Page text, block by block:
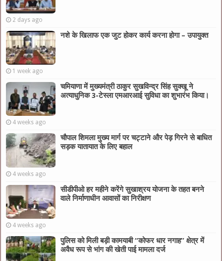
2 days ago
नशे के खिलाफ एक जुट होकर कार्य करना होगा – उपायुक्त
1 week ago
चमियाणा में मुख्यमंत्री ठाकुर सुखविन्द्र सिंह सुक्खू ने
अत्याधुनिक 3-टेस्ला एमआरआई सुविधा का शुभारंभ किया।
4 weeks ago
चौपाल शिमला मुख्य मार्ग पर चट्टाने और पेड़ गिरने से बाधित
सड़क यातायात के लिए बहाल
4 weeks ago
सीडीपीओ हर महीने करेंगे सुखाश्रय योजना के तहत बनने
वाले निर्माणाधीन आवासों का निरीक्षण
4 weeks ago
पुलिस को मिली बड़ी कामयाबी “कोफर धार नगाह” क्षेत्र में
अवैध रूप से भांग की खेती पाई मामला दर्ज